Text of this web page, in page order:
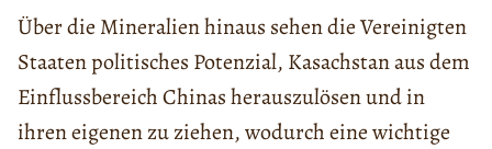
Über die Mineralien hinaus sehen die Vereinigten
Staaten politisches Potenzial, Kasachstan aus dem
Einflussbereich Chinas herauszulösen und in
ihren eigenen zu ziehen, wodurch eine wichtige